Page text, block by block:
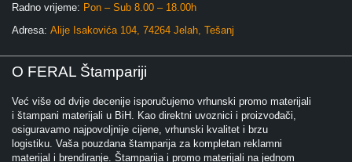
Radno vrijeme: Pon – Sub 8.00 – 18.00h
Adresa: Alije Isakovića 104, 74264 Jelah, Tešanj
O FERAL Štampariji
Već više od dvije decenije isporučujemo vrhunski promo materijali
i štampani materijali u BiH. Kao direktni uvoznici i proizvođači,
osiguravamo najpovoljnije cijene, vrhunski kvalitet i brzu
logistiku. Vaša pouzdana štamparija za kompletan reklamni
materijal i brendiranje. Štamparija i promo materijali na jednom